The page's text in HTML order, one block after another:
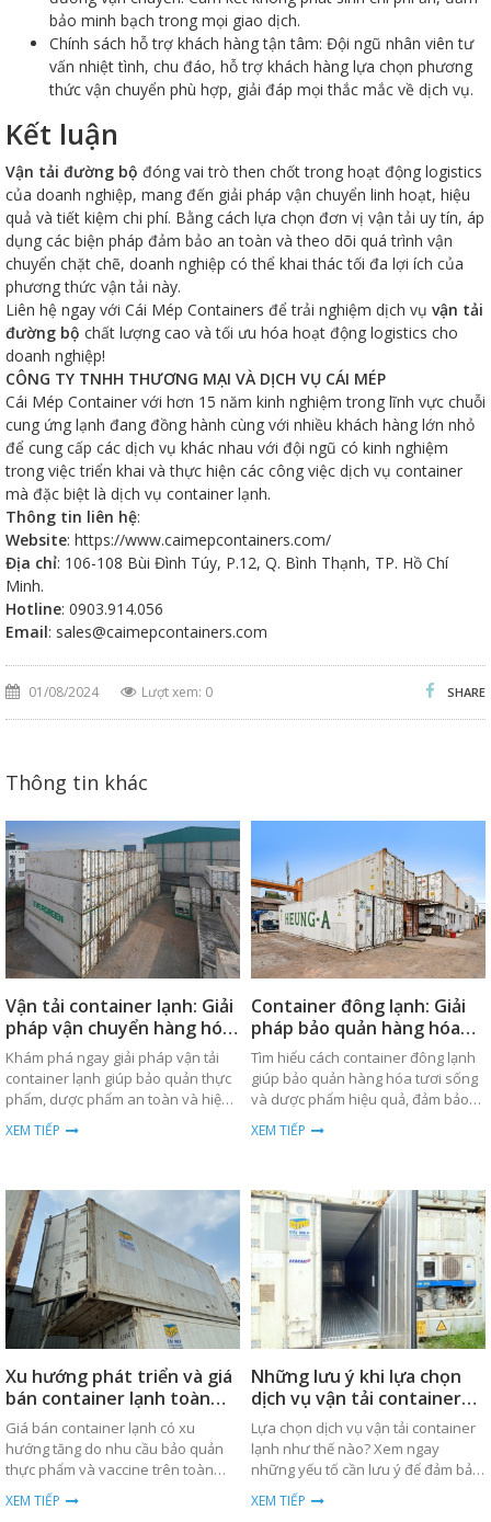
bảo minh bạch trong mọi giao dịch.
Chính sách hỗ trợ khách hàng tận tâm: Đội ngũ nhân viên tư
vấn nhiệt tình, chu đáo, hỗ trợ khách hàng lựa chọn phương
thức vận chuyển phù hợp, giải đáp mọi thắc mắc về dịch vụ.
Kết luận
Vận tải đường bộ đóng vai trò then chốt trong hoạt động logistics
của doanh nghiệp, mang đến giải pháp vận chuyển linh hoạt, hiệu
quả và tiết kiệm chi phí. Bằng cách lựa chọn đơn vị vận tải uy tín, áp
dụng các biện pháp đảm bảo an toàn và theo dõi quá trình vận
chuyển chặt chẽ, doanh nghiệp có thể khai thác tối đa lợi ích của
phương thức vận tải này.
Liên hệ ngay với Cái Mép Containers để trải nghiệm dịch vụ vận tải
đường bộ chất lượng cao và tối ưu hóa hoạt động logistics cho
doanh nghiệp!
CÔNG TY TNHH THƯƠNG MẠI VÀ DỊCH VỤ CÁI MÉP
Cái Mép Container với hơn 15 năm kinh nghiệm trong lĩnh vực chuỗi
cung ứng lạnh đang đồng hành cùng với nhiều khách hàng lớn nhỏ
để cung cấp các dịch vụ khác nhau với đội ngũ có kinh nghiệm
trong việc triển khai và thực hiện các công việc dịch vụ container
mà đặc biệt là dịch vụ container lạnh.
Thông tin liên hệ:
Website: https://www.caimepcontainers.com/
Địa chỉ: 106-108 Bùi Đình Túy, P.12, Q. Bình Thạnh, TP. Hồ Chí
Minh.
Hotline: 0903.914.056
Email: sales@caimepcontainers.com
01/08/2024 Lượt xem: 0 SHARE
Thông tin khác
Vận tải container lạnh: Giải
pháp vận chuyển hàng hóa
an toàn
Khám phá ngay giải pháp vận tải
container lạnh giúp bảo quản thực
phẩm, dược phẩm an toàn và hiệu
quả trong quá trình vận chuyển
toàn cầu.
XEM TIẾP
Container đông lạnh: Giải
pháp bảo quản hàng hóa
hiệu quả
Tìm hiểu cách container đông lạnh
giúp bảo quản hàng hóa tươi sống
và dược phẩm hiệu quả, đảm bảo
nhiệt độ ổn định trong suốt quá
trình vận chuyển.
XEM TIẾP
Xu hướng phát triển và giá
bán container lạnh toàn
cầu
Giá bán container lạnh có xu
hướng tăng do nhu cầu bảo quản
thực phẩm và vaccine trên toàn
cầu. Xem chi tiết về xu hướng và
phân tích giá cả.
XEM TIẾP
Những lưu ý khi lựa chọn
dịch vụ vận tải container
lạnh
Lựa chọn dịch vụ vận tải container
lạnh như thế nào? Xem ngay
những yếu tố cần lưu ý để đảm bảo
hàng hóa được bảo quản tốt nhất.
XEM TIẾP